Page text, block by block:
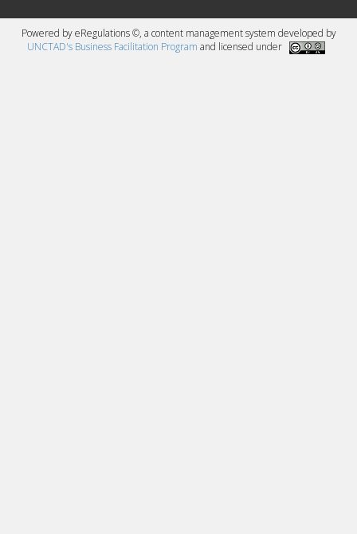
Powered by eRegulations ©, a content management system developed by
UNCTAD's Business Facilitation Program and licensed under